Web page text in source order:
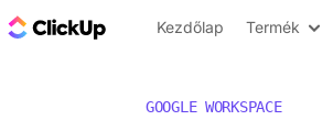
ClickUp blog
Kezdőlap Termék
GOOGLE WORKSPACE